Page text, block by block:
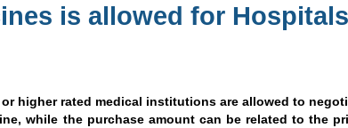
is allowed for Hospitals
higher rated medical institutions are allowed to
while the purchase amount can be related to the